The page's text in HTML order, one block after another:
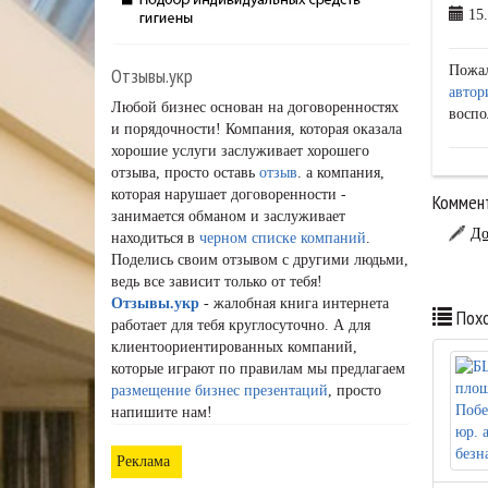
Отзывы.укр
Любой бизнес основан на договоренностях
и порядочности! Компания, которая оказала
хорошие услуги заслуживает хорошего
отзыва, просто оставь отзыв. а компания,
которая нарушает договоренности -
занимается обманом и заслуживает
находиться в черном списке компаний.
Поделись своим отзывом с другими людьми,
ведь все зависит только от тебя!
Отзывы.укр - жалобная книга интернета
работает для тебя круглосуточно. А для
клиентоориентированных компаний,
которые играют по правилам мы предлагаем
размещение бизнес презентаций, просто
напишите нам!
Реклама